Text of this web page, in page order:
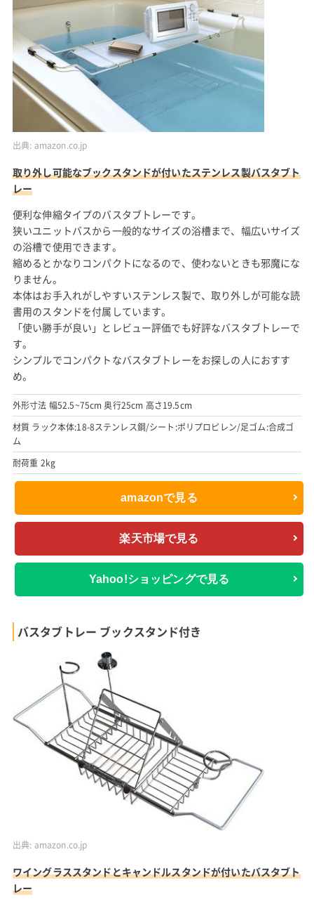
出典: amazon.co.jp
取り外し可能なブックスタンドが付いたステンレス製バスタブト
レー
便利な伸縮タイプのバスタブトレーです。
狭いユニットバスから一般的なサイズの浴槽まで、幅広いサイズ
の浴槽で使用できます。
縮めるとかなりコンパクトになるので、使わないときも邪魔にな
りません。
本体はお手入れがしやすいステンレス製で、取り外しが可能な読
書用のスタンドを付属しています。
「使い勝手が良い」とレビュー評価でも好評なバスタブトレーで
す。
シンプルでコンパクトなバスタブトレーをお探しの人におすす
め。
外形寸法 幅52.5~75cm 奥行25cm 高さ19.5cm
材質 ラック本体:18-8ステンレス鋼/シート:ポリプロピレン/足ゴム:合成ゴ
ム
耐荷重 2kg
amazonで見る
楽天市場で見る
Yahoo!ショッピングで見る
バスタブトレー ブックスタンド付き
出典: amazon.co.jp
ワイングラススタンドとキャンドルスタンドが付いたバスタブト
レー